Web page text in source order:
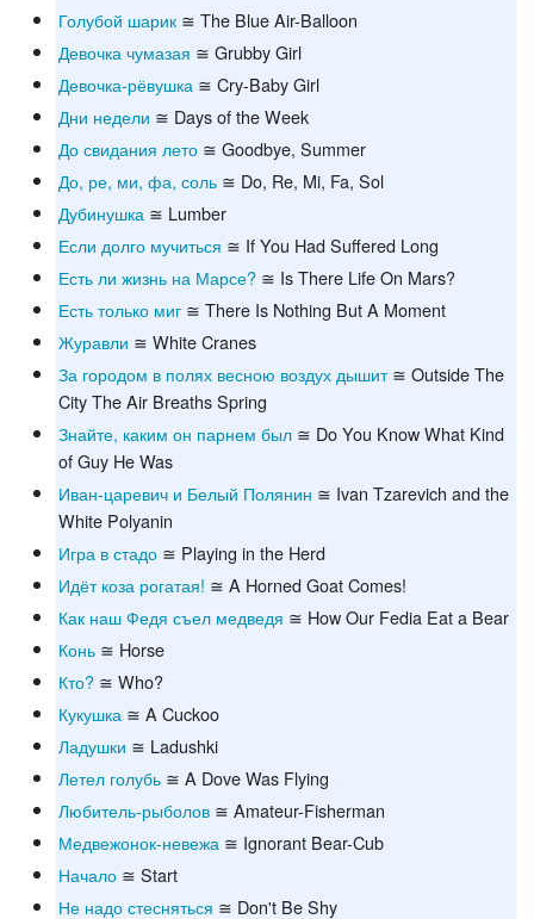
Голубой шарик ≅ The Blue Air-Balloon
Девочка чумазая ≅ Grubby Girl
Девочка-рёвушка ≅ Cry-Baby Girl
Дни недели ≅ Days of the Week
До свидания лето ≅ Goodbye, Summer
До, ре, ми, фа, соль ≅ Do, Re, Mi, Fa, Sol
Дубинушка ≅ Lumber
Если долго мучиться ≅ If You Had Suffered Long
Есть ли жизнь на Марсе? ≅ Is There Life On Mars?
Есть только миг ≅ There Is Nothing But A Moment
Журавли ≅ White Cranes
За городом в полях весною воздух дышит≅ Outside The
City The Air Breaths Spring
Знайте, каким он парнем был ≅ Do You Know What Kind
of Guy He Was
Иван-царевич и Белый Полянин ≅ Ivan Tzarevich and the
White Polyanin
Игра в стадо ≅ Playing in the Herd
Идёт коза рогатая! ≅ A Horned Goat Comes!
Как наш Федя съел медведя ≅ How Our Fedia Eat a Bear
Конь ≅ Horse
Кто? ≅ Who?
Кукушка ≅ A Cuckoo
Ладушки ≅ Ladushki
Летел голубь ≅ A Dove Was Flying
Любитель-рыболов ≅ Amateur-Fisherman
Медвежонок-невежа ≅ Ignorant Bear-Cub
Начало ≅ Start
Не надо стесняться ≅ Don't Be Shy